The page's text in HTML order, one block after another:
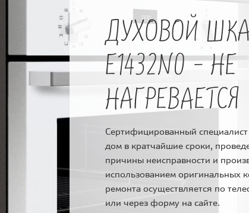
ДУХОВОЙ
E1432N0 - НЕ
НАГРЕВАЕТСЯ
Сертифицированный
дом в кратчайшие сроки,
причины неисправности и
использованием оригинальных
ремонта осуществляется по
или через форму на сайте.